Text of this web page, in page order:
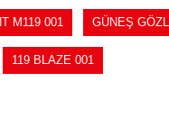
M119 001 GÜNEŞ
119 BLAZE 001